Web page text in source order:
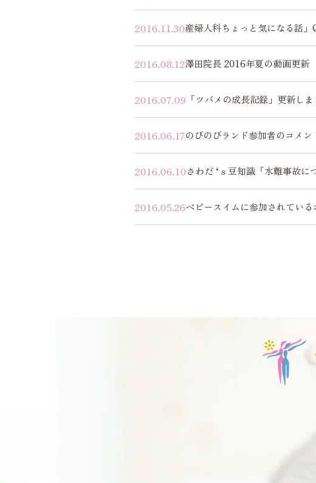
2016.11.30産婦人科ちょっと気になる話」
2016.08.12澤田院長 2016年夏の動画更新
2016.07.09 「ツバメの成長記録」更新し
2016.06.17のびのびランド参加者のコメン
2016.06.10さわだ ‘ｓ豆知識「水難事故に
2016.05.26ベビースイムに参加されている